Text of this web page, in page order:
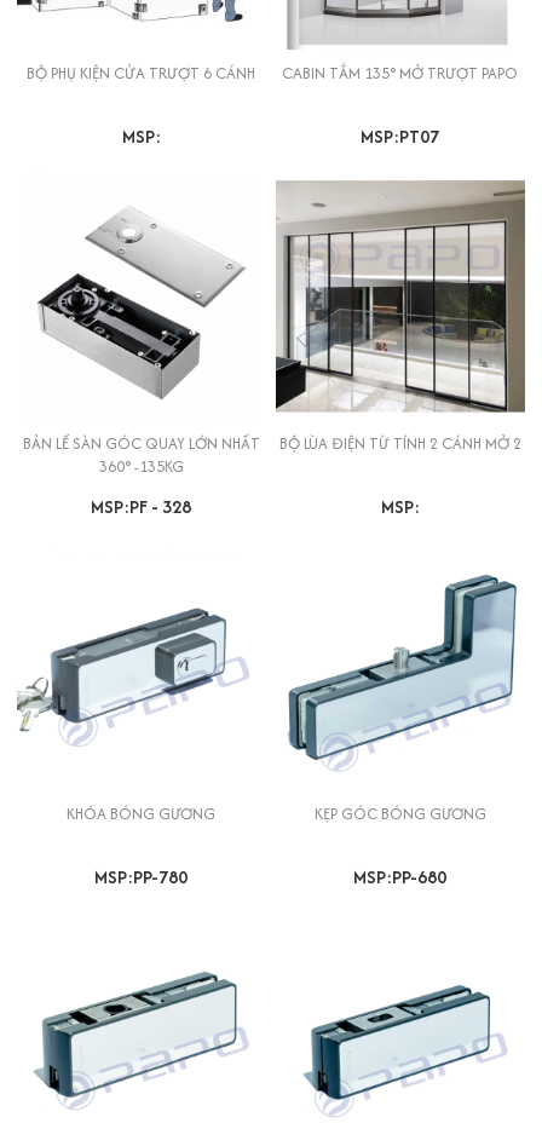
BỘ PHỤ KIỆN CỬA TRƯỢT 6 CÁNH
MSP:
CABIN TẮM 135° MỞ TRƯỢT PAPO
MSP:PT07
BẢN LỀ SÀN GÓC QUAY LỚN NHẤT
360° -135KG
MSP:PF - 328
BỘ LÙA ĐIỆN TỪ TÍNH 2 CÁNH MỞ 2
MSP:
KHÓA BÓNG GƯƠNG
MSP:PP-780
KẸP GÓC BÓNG GƯƠNG
MSP:PP-680